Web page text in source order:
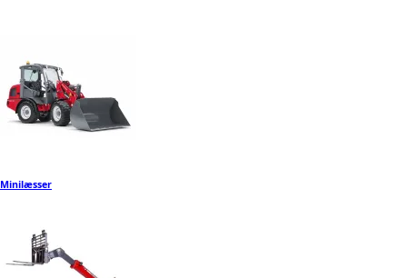
Minilæsser